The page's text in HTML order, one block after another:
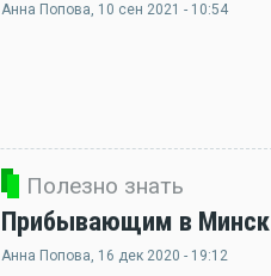
Анна Попова, 10 сен 2021 - 10:54
Полезно знать
Прибывающим в Минск
Анна Попова, 16 дек 2020 - 19:12